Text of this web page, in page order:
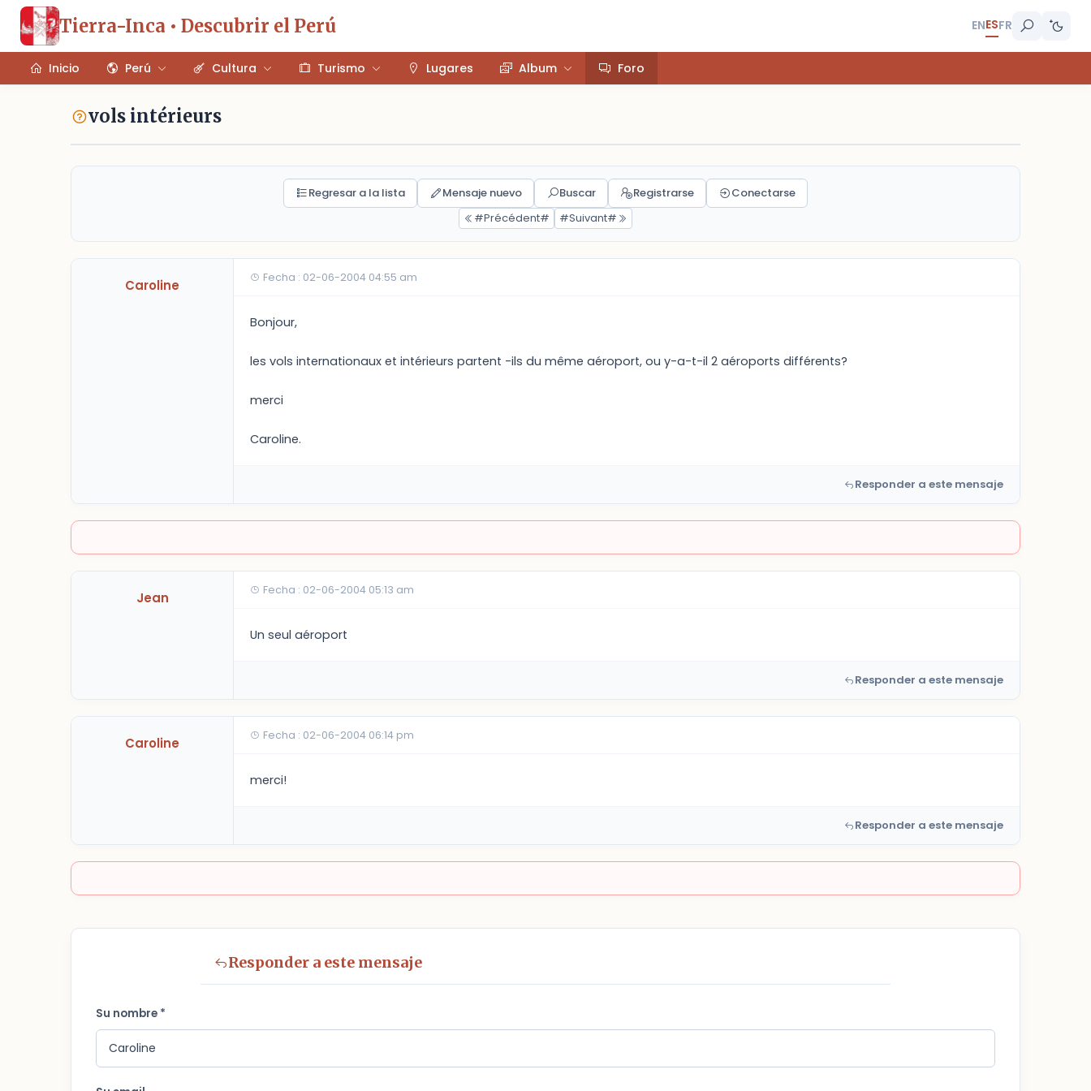
Tierra-Inca • Descubrir el Perú ENESFR
Inicio Perú Cultura Turismo Lugares Album Foro
vols intérieurs
Regresar a la lista Mensaje nuevo Buscar Registrarse
Conectarse
#Précédent#
#Suivant#
Caroline Fecha : 02-06-2004 04:55 am
Bonjour,
les vols internationaux et intérieurs partent -ils du même aéroport, ou y-a-t-il 2 aéroports différents?
merci
Caroline.
Responder a este mensaje
Jean Fecha : 02-06-2004 05:13 am
Un seul aéroport
Responder a este mensaje
Caroline Fecha : 02-06-2004 06:14 pm
merci!
Responder a este mensaje
Responder a este mensaje
Su nombre *